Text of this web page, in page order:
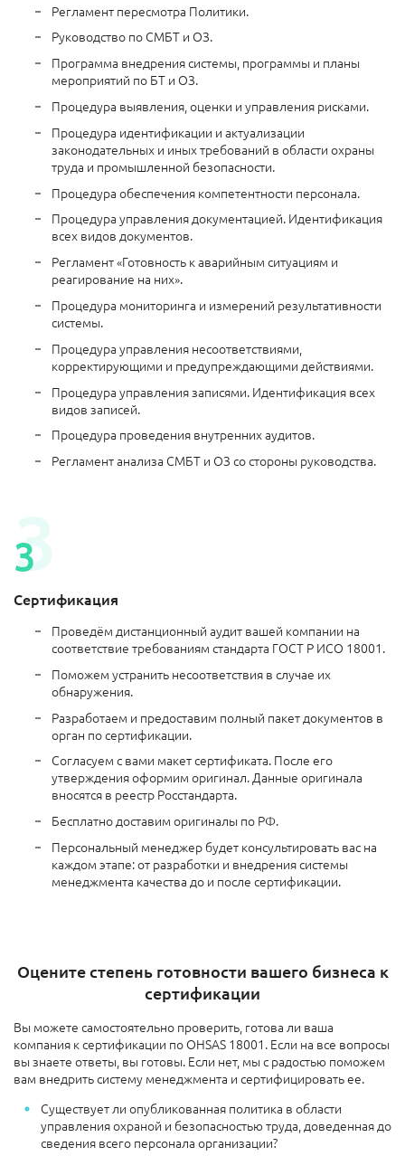
Регламент пересмотра Политики.
Руководство по СМБТ и ОЗ.
Программа внедрения системы, программы и планы
мероприятий по БТ и ОЗ.
Процедура выявления, оценки и управления рисками.
Процедура идентификации и актуализации
законодательных и иных требований в области охраны
труда и промышленной безопасности.
Процедура обеспечения компетентности персонала.
Процедура управления документацией. Идентификация
всех видов документов.
Регламент «Готовность к аварийным ситуациям и
реагирование на них».
Процедура мониторинга и измерений результативности
системы.
Процедура управления несоответствиями,
корректирующими и предупреждающими действиями.
Процедура управления записями. Идентификация всех
видов записей.
Процедура проведения внутренних аудитов.
Регламент анализа СМБТ и ОЗ со стороны руководства.
Сертификация
Проведём дистанционный аудит вашей компании на
соответствие требованиям стандарта ГОСТ Р ИСО 18001.
Поможем устранить несоответствия в случае их
обнаружения.
Разработаем и предоставим полный пакет документов в
орган по сертификации.
Согласуем с вами макет сертификата. После его
утверждения оформим оригинал. Данные оригинала
вносятся в реестр Росстандарта.
Бесплатно доставим оригиналы по РФ.
Персональный менеджер будет консультировать вас на
каждом этапе: от разработки и внедрения системы
менеджмента качества до и после сертификации.
Оцените степень готовности вашего бизнеса к
сертификации
Вы можете самостоятельно проверить, готова ли ваша
компания к сертификации по OHSAS 18001. Если на все вопросы
вы знаете ответы, вы готовы. Если нет, мы с радостью поможем
вам внедрить систему менеджмента и сертифицировать ее.
Существует ли опубликованная политика в области
управления охраной и безопасностью труда, доведенная до
сведения всего персонала организации?